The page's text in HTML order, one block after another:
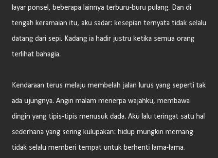
layar ponsel, beberapa lainnya terburu-buru pulang. Dan di
tengah keramaian itu, aku sadar: kesepian ternyata tidak selalu
datang dari sepi. Kadang ia hadir justru ketika semua orang
terlihat bahagia.
Kendaraan terus melaju membelah jalan lurus yang seperti tak
ada ujungnya. Angin malam menerpa wajahku, membawa
dingin yang tipis-tipis menusuk dada. Aku lalu teringat satu hal
sederhana yang sering kulupakan: hidup mungkin memang
tidak selalu memberi tempat untuk berhenti lama-lama.